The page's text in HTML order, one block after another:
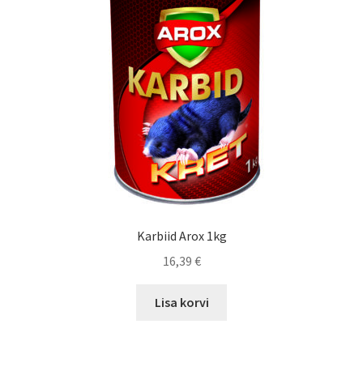
Karbiid Arox 1kg
16,39 €
Lisa korvi